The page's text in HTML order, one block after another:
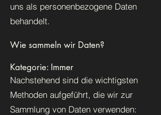
uns als personenbezogene Daten
behandelt.
Wie sammeln wir Daten?
Kategorie: Immer
Nachstehend sind die wichtigsten
Methoden aufgeführt, die wir zur
Sammlung von Daten verwenden: